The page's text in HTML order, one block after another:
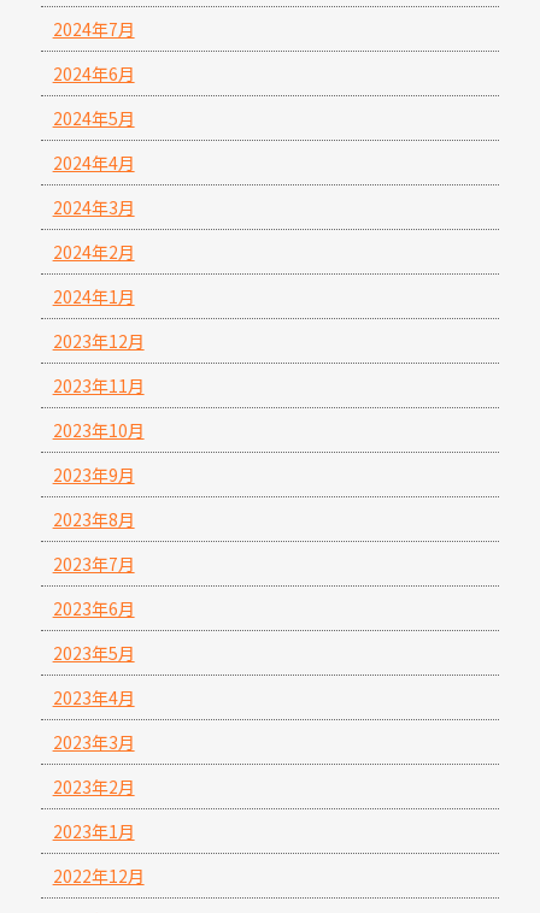
2024年7月
2024年6月
2024年5月
2024年4月
2024年3月
2024年2月
2024年1月
2023年12月
2023年11月
2023年10月
2023年9月
2023年8月
2023年7月
2023年6月
2023年5月
2023年4月
2023年3月
2023年2月
2023年1月
2022年12月